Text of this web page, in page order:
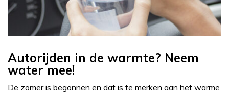
Autorijden in de warmte? Neem
water mee!
De zomer is begonnen en dat is te merken aan het warme